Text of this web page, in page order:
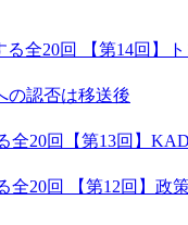
全20回 【第14回
認否は移送後
全20回【第13回】
20回 【第12回】政